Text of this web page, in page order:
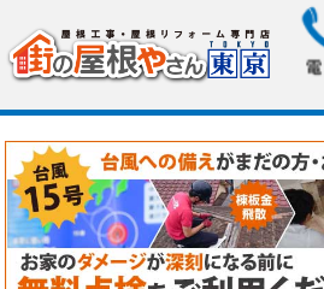
> 国立市谷保でラバ
直し工事